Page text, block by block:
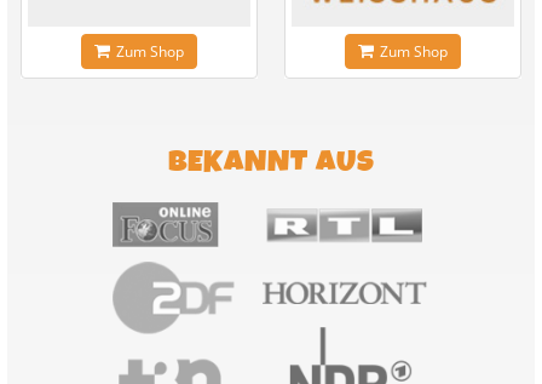
Zum Shop Zum Shop
BEKANNT AUS